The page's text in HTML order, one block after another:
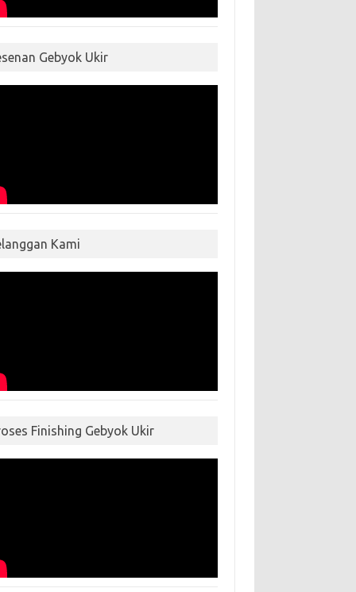
Gebyok Ukir
Kami
Finishing Gebyok Ukir